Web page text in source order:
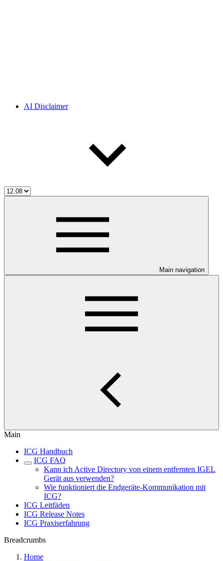
AI Disclaimer
Main navigation
Main
ICG Handbuch
ICG FAQ
Kann ich Active Directory von einem entfernten IGEL
Gerät aus verwenden?
Wie funktioniert die Endgeräte-Kommunikation mit
ICG?
ICG Leitfäden
ICG Release Notes
ICG Praxiserfahrung
Breadcrumbs
Home